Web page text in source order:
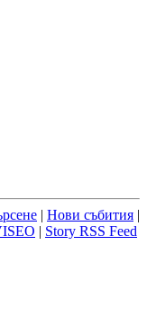
| Нови събития |
| Story RSS Feed